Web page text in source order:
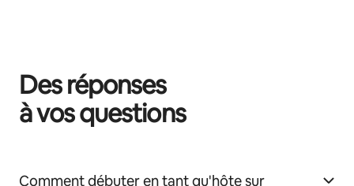
Des réponses
à vos questions
Comment débuter en tant qu'hôte sur